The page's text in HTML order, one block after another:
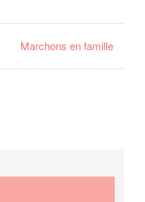
Marchons en famille